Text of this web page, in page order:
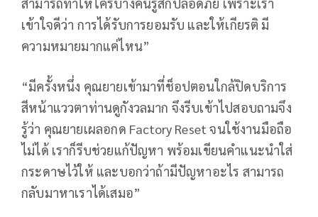
เข้าใจดีว่า การได้รับการยอมรับ และให้เกียรติ มี
ความหมายมากแค่ไหน”
“มีครั้งหนึ่ง คุณยายเข้ามาที่ช็อปตอนใกล้ปิดบริการ
สีหน้าแววตาท่านดูกังวลมาก จึงรีบเข้าไปสอบถามจึง
รู้ว่า คุณยายเผลอกด Factory Reset จนใช้งานมือถือ
ไม่ได้ เราก็รีบช่วยแก้ปัญหา พร้อมเขียนคำแนะนำใส่
กระดาษไว้ให้ และบอกว่าถ้ามีปัญหาอะไร สามารถ
กลับมาหาเราได้เสมอ”